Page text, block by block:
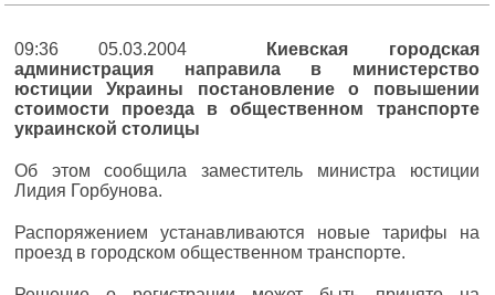
09:36 05.03.2004
Киевская городская
администрация направила в министерство
юстиции Украины постановление о повышении
стоимости проезда в общественном транспорте
украинской столицы
Об этом сообщила заместитель министра юстиции
Лидия Горбунова.
Распоряжением устанавливаются новые тарифы на
проезд в городском общественном транспорте.